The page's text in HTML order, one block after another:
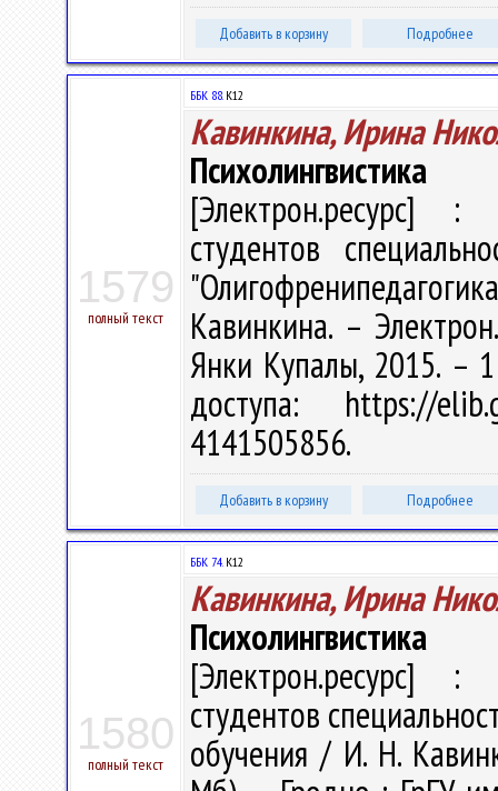
Добавить в корзину Подробнее
1579
полный текст
ББК 88.К12
Кавинкина, Ирина
Психолингвистика
[Электрон.ресурс] :
студентов
Кавинкина. –
Янки Купалы, 2015. –
доступа: https://
4141505856.
Добавить в корзину Подробнее
1580
полный текст
ББК 74.К12
Кавинкина, Ирина
Психолингвистика
[Электрон.ресурс] :
студентов
обучения / И. Н.